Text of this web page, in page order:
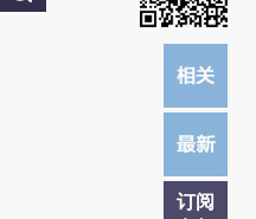
订阅